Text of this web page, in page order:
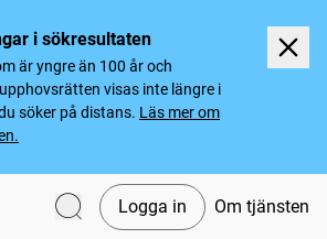
i sökresultaten
är yngre än 100 år och
visas inte längre i
söker på distans. Läs mer om
Logga in Om tjänsten